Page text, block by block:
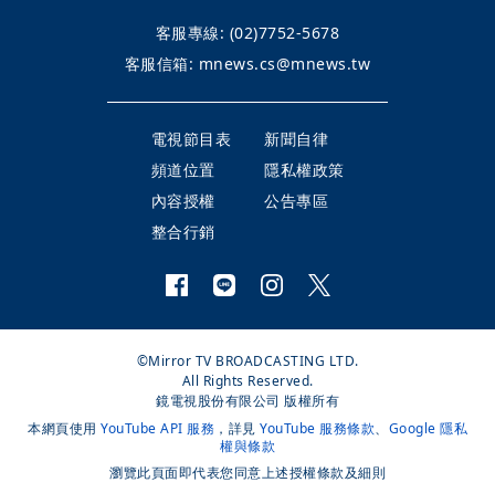
客服專線: (02)7752-5678
客服信箱: mnews.cs@mnews.tw
電視節目表
新聞自律
頻道位置
隱私權政策
內容授權
公告專區
整合行銷
©Mirror TV BROADCASTING LTD.
All Rights Reserved.
鏡電視股份有限公司 版權所有
本網頁使用 YouTube API 服務 ，詳見 YouTube 服務條款、 Google 隱私
權與條款
瀏覽此頁面即代表您同意上述授權條款及細則